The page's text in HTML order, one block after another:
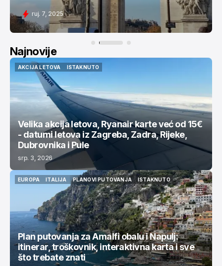
svi. 11, 2025
Najnovije
AKCIJA LETOVA
AKCIJA LETOVA
ISTAKNUTO
Velika akcija letova, Ryanair karte već od 15€
- datumi letova iz Zagreba, Zadra, Rijeke,
Dubrovnika i Pule
srp. 3, 2026
EUROPA
ITALIJA
ITALIJA
PLANOVI PUTOVANJA
PLANOVI PUTOVANJA
ISTAKNUTO
ISTAKNUTO
Plan putovanja za Amalfi obalu i Napulj:
itinerar, troškovnik, interaktivna karta i sve
što trebate znati